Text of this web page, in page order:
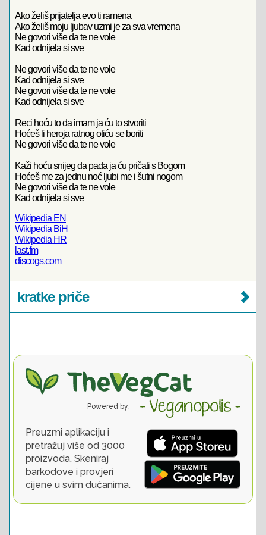
Ako želiš prijatelja evo ti ramena
Ako želiš moju ljubav uzmi je za sva vremena
Ne govori više da te ne vole
Kad odnijela si sve
Ne govori više da te ne vole
Kad odnijela si sve
Ne govori više da te ne vole
Kad odnijela si sve
Reci hoću to da imam ja ću to stvoriti
Hoćeš li heroja ratnog otiću se boriti
Ne govori više da te ne vole
Kaži hoću snijeg da pada ja ću pričati s Bogom
Hoćeš me za jednu noć ljubi me i šutni nogom
Ne govori više da te ne vole
Kad odnijela si sve
Wikipedia EN
Wikipedia BiH
Wikipedia HR
last.fm
discogs.com
kratke priče